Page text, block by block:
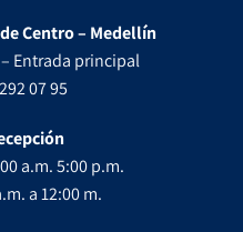
Centro – Medellín
– Entrada principal
07 95
a.m. 5:00 p.m.
a 12:00 m.